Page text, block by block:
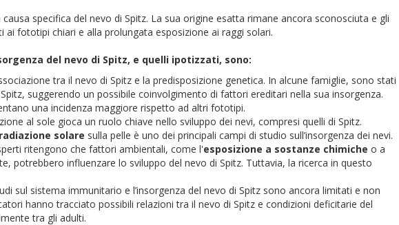
specifica del nevo di Spitz. La sua origine esatta rimane ancora sconosciuta e gli
fototipi chiari e alla prolungata esposizione ai raggi solari.
del nevo di Spitz, e quelli ipotizzati, sono:
tra il nevo di Spitz e la predisposizione genetica. In alcune famiglie, sono stati
suggerendo un possibile coinvolgimento di fattori ereditari nella sua insorgenza.
una incidenza maggiore rispetto ad altri fototipi.
al sole gioca un ruolo chiave nello sviluppo dei nevi, compresi quelli di Spitz.
radiazione solare sulla pelle è uno dei principali campi di studio sull’insorgenza dei nevi.
ritengono che fattori ambientali, come l'esposizione a sostanze chimiche o a
potrebbero influenzare lo sviluppo del nevo di Spitz. Tuttavia, la ricerca in questo
sul sistema immunitario e l’insorgenza del nevo di Spitz sono ancora limitati e non
hanno tracciato possibili relazioni tra il nevo di Spitz e condizioni deficitarie del
tra gli adulti.